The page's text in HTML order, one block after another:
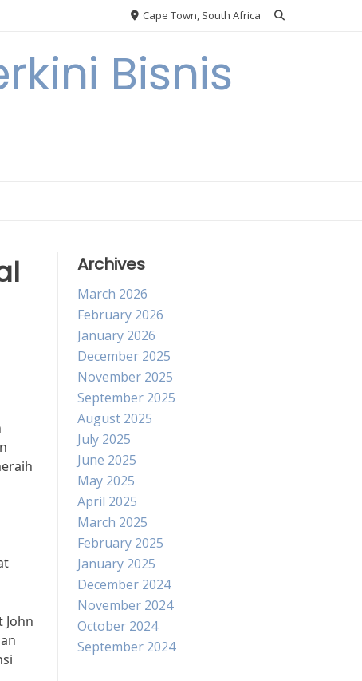
Cape Town, South Africa
Bisnis
Archives
March 2026
February 2026
January 2026
December 2025
November 2025
September 2025
August 2025
July 2025
June 2025
May 2025
April 2025
March 2025
February 2025
January 2025
December 2024
November 2024
October 2024
September 2024